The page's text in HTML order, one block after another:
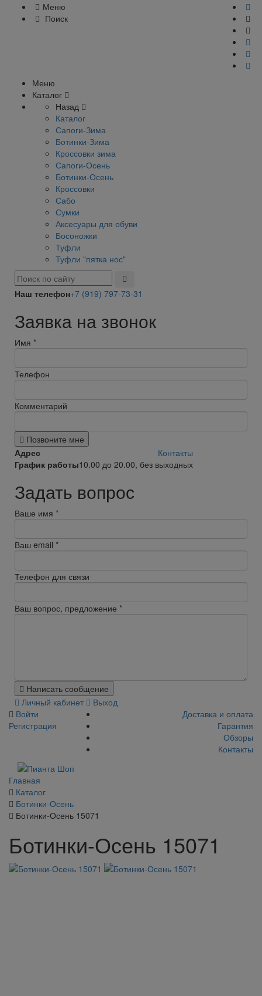
Меню
Поиск
Меню
Каталог
Назад
Каталог
Сапоги-Зима
Ботинки-Зима
Кроссовки зима
Сапоги-Осень
Ботинки-Осень
Кроссовки
Сабо
Сумки
Аксесуары для обуви
Босоножки
Туфли
Туфли "пятка нос"
Наш телефон+7 (919) 797-73-31
Заявка на звонок
Имя *
Телефон
Комментарий
Позвоните мне
Адрес
Контакты
График работы10.00 до 20.00, без выходных
Задать вопрос
Ваше имя *
Ваш email *
Телефон для связи
Ваш вопрос, предложение *
Написать сообщение
Личный кабинет
Выход
Войти
Регистрация
Доставка и оплата
Гарантия
Обзоры
Контакты
Главная
Каталог
Ботинки-Осень
Ботинки-Осень 15071
Ботинки-Осень 15071